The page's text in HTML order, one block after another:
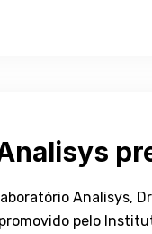
Analisys,
pelo